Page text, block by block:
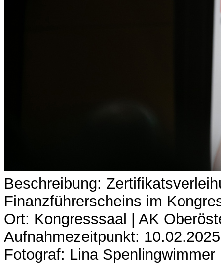
Beschreibung:
Finanzführerscheins im
Ort: Kongresssaal | AK
Aufnahmezeitpunkt: 10.02.2025
Fotograf: Lina Spenlingwimmer